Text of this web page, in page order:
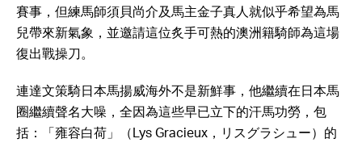
賽事，但練馬師須貝尚介及馬主金子真人就似乎希望為馬
兒帶來新氣象，並邀請這位炙手可熱的澳洲籍騎師為這場
復出戰操刀。
連達文策騎日本馬揚威海外不是新鮮事，他繼續在日本馬
圈繼續聲名大噪，全因為這些早已立下的汗馬功勞，包
括：「雍容白荷」（Lys Gracieux，リスグラシュー）的